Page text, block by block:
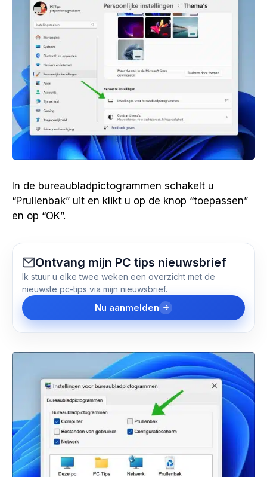
In de bureaubladpictogrammen schakelt u
“Prullenbak” uit en klikt u op de knop “toepassen”
en op “OK”.
Ontvang mijn PC tips nieuwsbrief
Ik stuur u elke twee weken een overzicht met de
nieuwste pc-tips via mijn nieuwsbrief.
Nu aanmelden